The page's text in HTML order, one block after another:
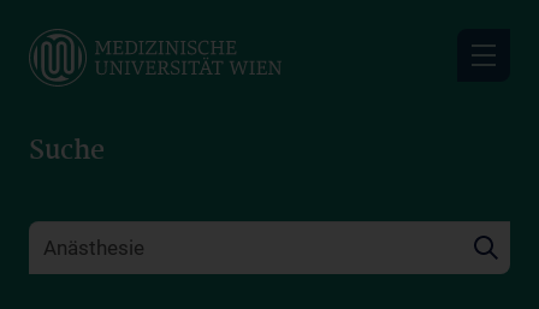
main
Suche